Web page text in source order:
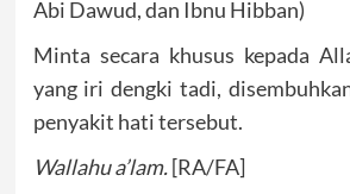
Abi Dawud, dan Ibnu Hibban)
Minta secara khusus kepada
yang iri dengki tadi,
penyakit hati tersebut.
Wallahu a’lam.[RA/FA]